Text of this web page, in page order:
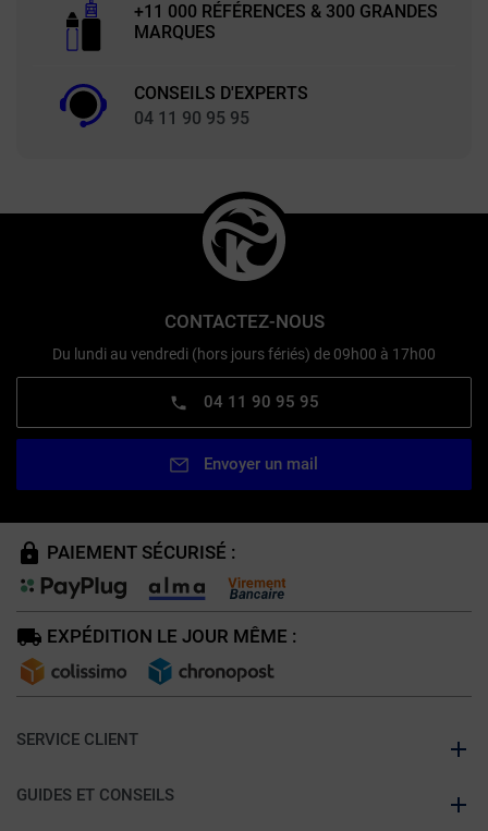
+11 000 RÉFÉRENCES & 300 GRANDES
MARQUES
CONSEILS D'EXPERTS
04 11 90 95 95
CONTACTEZ-NOUS
Du lundi au vendredi (hors jours fériés) de 09h00 à 17h00
04 11 90 95 95
Envoyer un mail
PAIEMENT SÉCURISÉ :
EXPÉDITION LE JOUR MÊME :
SERVICE CLIENT
GUIDES ET CONSEILS